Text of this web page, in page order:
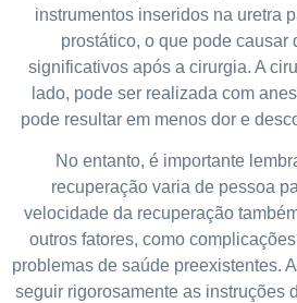
instrumentos inseridos na uretra
prostático, o que pode causar
significativos após a cirurgia. A
lado, pode ser realizada com
pode resultar em menos dor e
No entanto, é importante
recuperação varia de pessoa
velocidade da recuperação
outros fatores, como
problemas de saúde preexistentes.
seguir rigorosamente as instruções